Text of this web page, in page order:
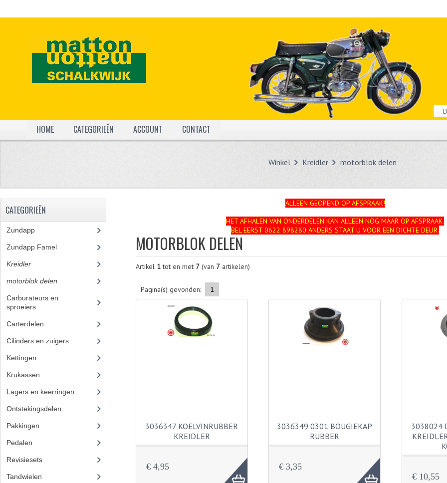
HOME CATEGORIEËN ACCOUNT CONTACT
Winkel Kreidler motorblok delen
ALLEEN GEOPEND OP AFSPRAAK!
HET AFHALEN VAN ONDERDELEN KAN ALLEEN NOG MAAR OP AFSPRAAK.
BEL EERST 0622 898280 ANDERS STAAT U VOOR EEN DICHTE DEUR.
MOTORBLOK DELEN
Artikel 1tot en met 7(van 7artikelen)
Pagina(s) gevonden: 1
3036347 KOELVINRUBBER
KREIDLER
€ 4,95
3036349 0301 BOUGIEKAP
RUBBER
€ 3,35
3038024
€ 10,55
CATEGORIEËN
Zundapp
Zundapp Famel
Kreidler
motorblok delen
Carburateurs en
sproeiers
Carterdelen
Cilinders en zuigers
Kettingen
Krukassen
Lagers en keerringen
Ontstekingsdelen
Pakkingen
Pedalen
Revisiesets
Tandwielen